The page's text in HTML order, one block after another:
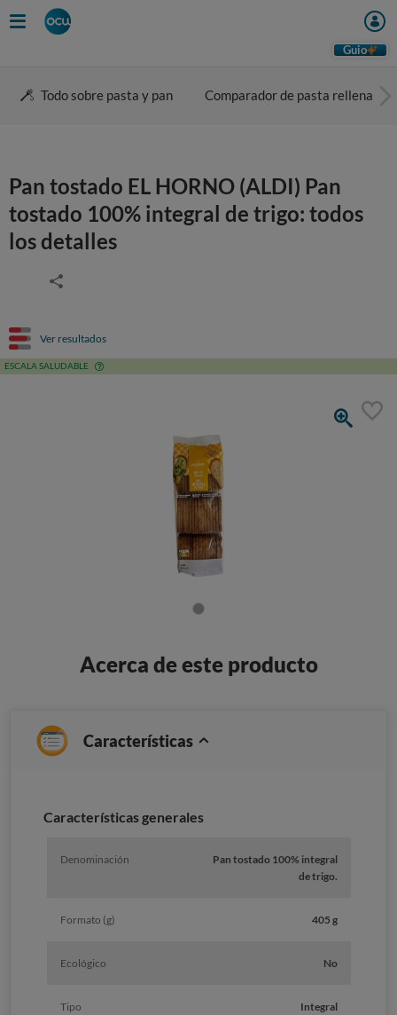
Guio
Todo sobre pasta y pan Comparador de pasta rellena
Pan tostado EL HORNO (ALDI) Pan
tostado 100% integral de trigo: todos
los detalles
Ver resultados
ESCALA SALUDABLE
Acerca de este producto
Características
Características generales
Denominación
Pan tostado 100% integral
de trigo.
Formato (g) 405 g
Ecológico No
Tipo Integral